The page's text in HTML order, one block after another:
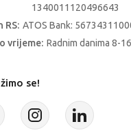
1340011120496643
RS: ATOS Bank:
vrijeme: Radnim danima 8-
se!